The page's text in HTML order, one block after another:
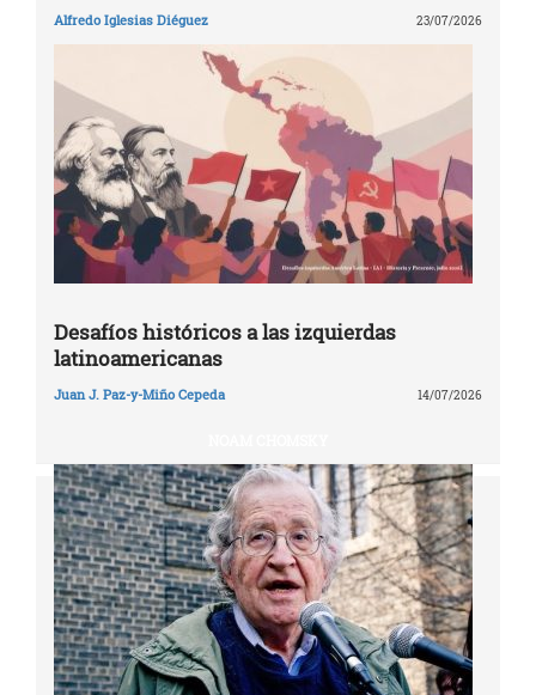
Alfredo Iglesias Diéguez 23/07/2026
Desafíos históricos a las izquierdas
latinoamericanas
Juan J. Paz-y-Miño Cepeda 14/07/2026